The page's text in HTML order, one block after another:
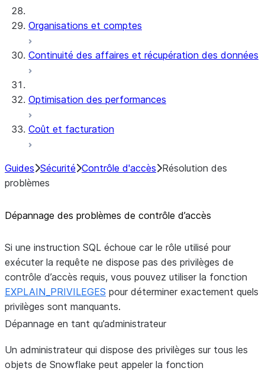
Organisations et comptes
Continuité des affaires et récupération des données
Optimisation des performances
Coût et facturation
Guides Sécurité Contrôle d'accès Résolution des
problèmes
Dépannage des problèmes de contrôle d’accès
Si une instruction SQL échoue car le rôle utilisé pour
exécuter la requête ne dispose pas des privilèges de
contrôle d’accès requis, vous pouvez utiliser la fonction
EXPLAIN_PRIVILEGES pour déterminer exactement quels
privilèges sont manquants.
Dépannage en tant qu’administrateur
Un administrateur qui dispose des privilèges sur tous les
objets de Snowflake peut appeler la fonction